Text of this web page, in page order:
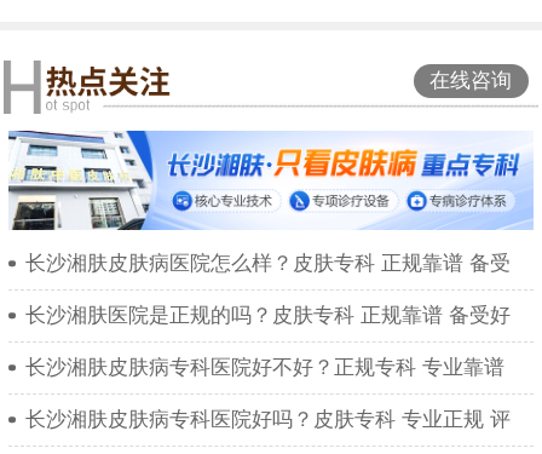
在线咨询
长沙湘肤皮肤病医院怎么样？皮肤专科 正规靠谱 备受
长沙湘肤医院是正规的吗？皮肤专科 正规靠谱 备受好
长沙湘肤皮肤病专科医院好不好？正规专科 专业靠谱
长沙湘肤皮肤病专科医院好吗？皮肤专科 专业正规 评